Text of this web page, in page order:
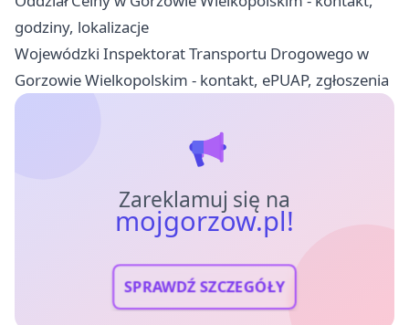
godziny, lokalizacje
Wojewódzki Inspektorat Transportu Drogowego w
Gorzowie Wielkopolskim - kontakt, ePUAP, zgłoszenia
Zareklamuj się na
mojgorzow.pl!
SPRAWDŹ SZCZEGÓŁY